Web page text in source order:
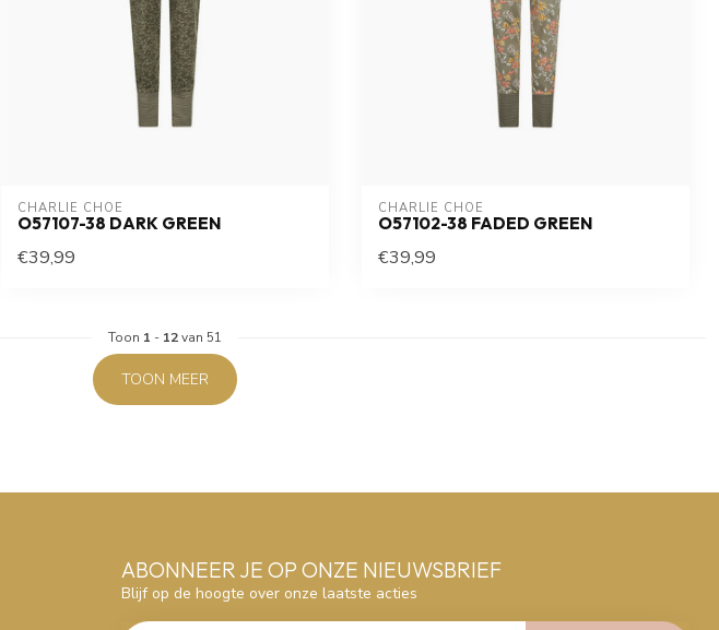
CHARLIE CHOE
O57107-38 DARK GREEN
€39,99
CHARLIE CHOE
O57102-38 FADED GREEN
€39,99
Toon 1 - 12van 51
TOON MEER
ABONNEER JE OP ONZE NIEUWSBRIEF
Blijf op de hoogte over onze laatste acties